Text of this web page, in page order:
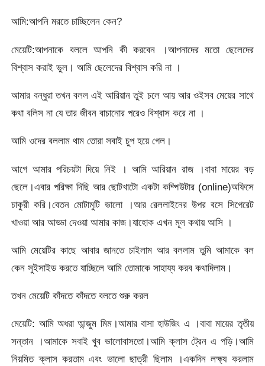
আমি:আপনি মরতে চাচ্ছিলেন কেন?
মেয়েটি:আপনাকে বললে আপনি কী করবেন ।আপনাদের মতো ছেলেদের
বিশ্বাস করাই ভুল। আমি ছেলেদের বিশ্বাস করি না ।
আমার বন্ধুরা তখন বলল এই আরিয়ান তুই চলে আয় আর ওইসব মেয়ের সাথে
কথা বলিস না যে তার জীবন বাচানোর পরেও বিশ্বাস করে না ।
আমি ওদের বললাম থাম তোরা সবাই চুপ হয়ে গেল।
আগে আমার পরিচয়টা দিয়ে নিই । আমি আরিয়ান রাজ ।বাবা মায়ের বড়
ছেলে।এবার পরিক্ষা দিছি আর ছোটখাটো একটা কম্পিউটার (online)অফিসে
চাকুরী করি।বেতন মোটামুটি ভালো ।আর রেললাইনের উপর বসে সিগেরেট
খাওয়া আর আড্ডা দেওয়া আমার কাজ।যাহোক এখন মূল কথায় আসি ।
আমি মেয়েটির কাছে আবার জানতে চাইলাম আর বললাম তুমি আমাকে বল
কেন সুইসাইড করতে যাচ্ছিলে আমি তোমাকে সাহায্য করব কথাদিলাম।
তখন মেয়েটি কাঁদতে কাঁদতে বলতে শুরু করল
মেয়েটি: আমি অধরা আন্জুম মিম।আমার বাসা হাউজিং এ ।বাবা মায়ের তৃতীয়
সন্তান ।আমাকে সবাই খুব ভালোবাসতো।আমি ক্লাস ট্রেন এ পড়ি।আমি
নিয়মিত ক্লাস করতাম এবং ভালো ছাত্রী ছিলাম ।একদিন লক্ষ্য করলাম